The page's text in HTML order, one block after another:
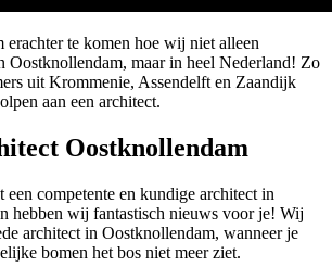
te komen hoe wij niet alleen
Oostknollendam, maar in heel Nederland! Zo
uit Krommenie, Assendelft en Zaandijk
aan een architect.
Oostknollendam
een competente en kundige architect in
hebben wij fantastisch nieuws voor je! Wij
architect in Oostknollendam, wanneer je
bomen het bos niet meer ziet.